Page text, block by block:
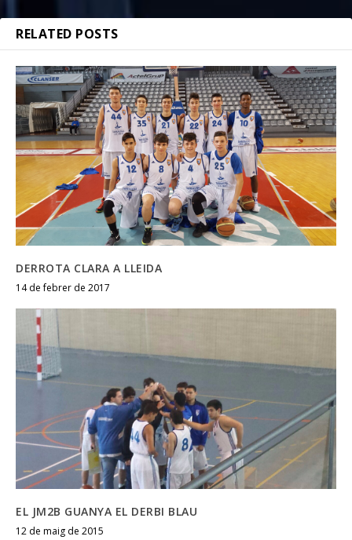
RELATED POSTS
DERROTA CLARA A LLEIDA
14 de febrer de 2017
EL JM2B GUANYA EL DERBI BLAU
12 de maig de 2015